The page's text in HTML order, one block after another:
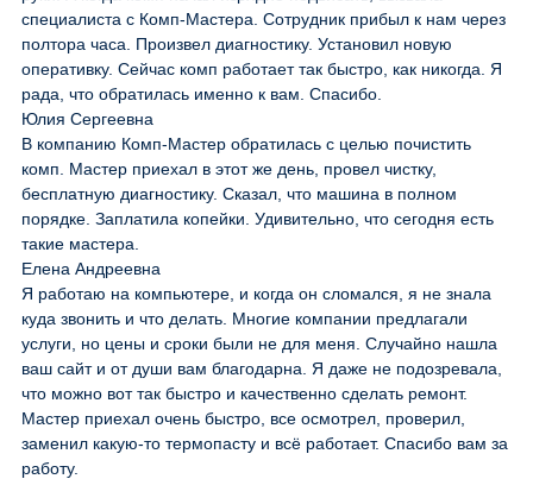
специалиста с Комп-Мастера. Сотрудник прибыл к нам через
полтора часа. Произвел диагностику. Установил новую
оперативку. Сейчас комп работает так быстро, как никогда. Я
рада, что обратилась именно к вам. Спасибо.
Юлия Сергеевна
В компанию Комп-Мастер обратилась с целью почистить
комп. Мастер приехал в этот же день, провел чистку,
бесплатную диагностику. Сказал, что машина в полном
порядке. Заплатила копейки. Удивительно, что сегодня есть
такие мастера.
Елена Андреевна
Я работаю на компьютере, и когда он сломался, я не знала
куда звонить и что делать. Многие компании предлагали
услуги, но цены и сроки были не для меня. Случайно нашла
ваш сайт и от души вам благодарна. Я даже не подозревала,
что можно вот так быстро и качественно сделать ремонт.
Мастер приехал очень быстро, все осмотрел, проверил,
заменил какую-то термопасту и всё работает. Спасибо вам за
работу.